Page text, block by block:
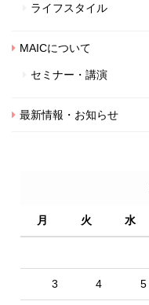
ライフスタイル
MAICについて
セミナー・講演
最新情報・お知らせ
月 火 水
3 4 5